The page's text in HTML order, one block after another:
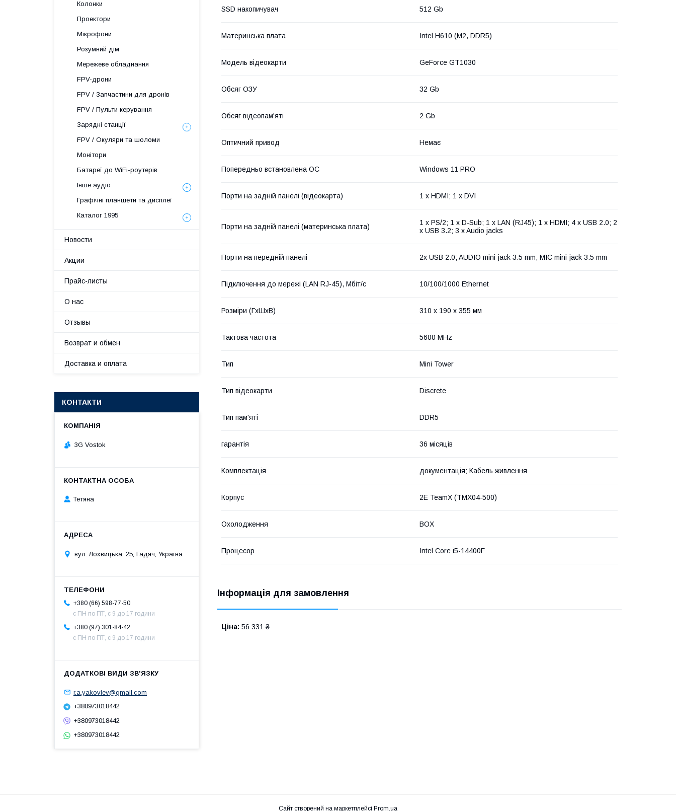
SSD накопичувач 512 Gb
Материнська плата Intel H610 (M2, DDR5)
Модель відеокарти GeForce GT1030
Обсяг ОЗУ 32 Gb
Обсяг відеопам'яті 2 Gb
Оптичний привод Немає
Попередньо встановлена ОС Windows 11 PRO
Порти на задній панелі (відеокарта) 1 x HDMI; 1 х DVI
Порти на задній панелі (материнська плата)
1 x PS/2; 1 x D-Sub; 1 x LAN (RJ45); 1 x HDMI; 4 x USB 2.0; 2
x USB 3.2; 3 x Audio jacks
Порти на передній панелі 2x USB 2.0; AUDIO mini-jack 3.5 mm; MIC mini-jack 3.5 mm
Підключення до мережі (LAN RJ-45), Мбіт/с 10/100/1000 Ethernet
Розміри (ГxШxВ) 310 x 190 x 355 мм
Тактова частота 5600 MHz
Тип Mini Tower
Тип відеокарти Discrete
Тип пам'яті DDR5
гарантія 36 місяців
Комплектація документація; Кабель живлення
Корпус 2E TeamX (TMX04-500)
Охолодження BOX
Процесор Intel Core i5-14400F
Інформація для замовлення
Ціна: 56 331 ₴
Колонки
Проектори
Мікрофони
Розумний дім
Мережеве обладнання
FPV-дрони
FPV / Запчастини для дронів
FPV / Пульти керування
Зарядні станції
FPV / Окуляри та шоломи
Монітори
Батареї до WiFi-роутерів
Інше аудіо
Графічні планшети та дисплеї
Каталог 1995
Новости
Акции
Прайс-листы
О нас
Отзывы
Возврат и обмен
Доставка и оплата
КОНТАКТИ
3G Vostok
Тетяна
вул. Лохвицька, 25, Гадяч, Україна
+380 (66) 598-77-50
с ПН по ПТ, с 9 до 17 години
+380 (97) 301-84-42
с ПН по ПТ, с 9 до 17 години
r.a.yakovlev@gmail.com
+380973018442
+380973018442
+380973018442
Сайт створений на маркетплейсі Prom.ua